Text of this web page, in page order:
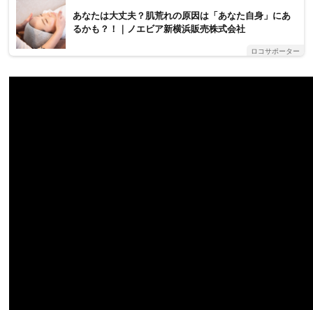
あなたは大丈夫？肌荒れの原因は「あなた自身」にあ
るかも？！｜ノエビア新横浜販売株式会社
ロコサポーター